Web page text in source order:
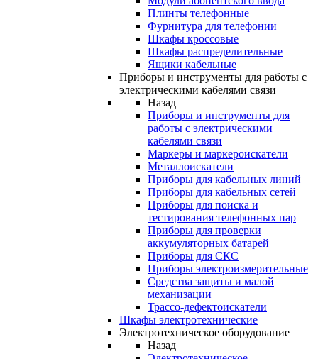
Плинты телефонные
Фурнитура для телефонии
Шкафы кроссовые
Шкафы распределительные
Ящики кабельные
Приборы и инструменты для работы с
электрическими кабелями связи
Назад
Приборы и инструменты для
работы с электрическими
кабелями связи
Маркеры и маркероискатели
Металлоискатели
Приборы для кабельных линий
Приборы для кабельных сетей
Приборы для поиска и
тестирования телефонных пар
Приборы для проверки
аккумуляторных батарей
Приборы для СКС
Приборы электроизмерительные
Средства защиты и малой
механизации
Трассо-дефектоискатели
Шкафы электротехнические
Электротехническое оборудование
Назад